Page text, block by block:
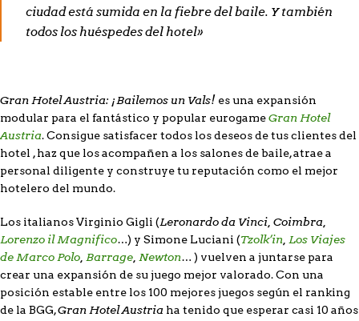
ciudad está sumida en la fiebre del baile. Y también
todos los huéspedes del hotel»
Gran Hotel Austria: ¡Bailemos un Vals! es una expansión
modular para el fantástico y popular eurogameGran Hotel
Austria. Consigue satisfacer todos los deseos de tus clientes del
hotel , haz que los acompañen a los salones de baile, atrae a
personal diligente y construye tu reputación como el mejor
hotelero del mundo.
Los italianos Virginio Gigli (Leronardo da Vinci, Coimbra,
Lorenzo il Magnifico…) y Simone Luciani (Tzolk’in Los Viajes
de Marco Polo Barrage Newton… ) vuelven a juntarse para
crear una expansión de su juego mejor valorado. Con una
posición estable entre los 100 mejores juegos según el ranking
de la BGG,Gran Hotel Austria ha tenido que esperar casi 10 años